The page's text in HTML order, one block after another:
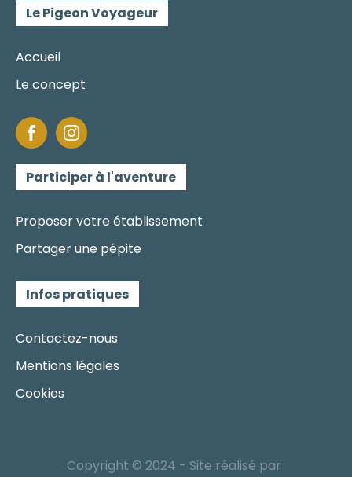
Le Pigeon Voyageur
Accueil
Le concept
Participer à l'aventure
Proposer votre établissement
Partager une pépite
Infos pratiques
Contactez-nous
Mentions légales
Cookies
Copyright © 2024 - Site réalisé par